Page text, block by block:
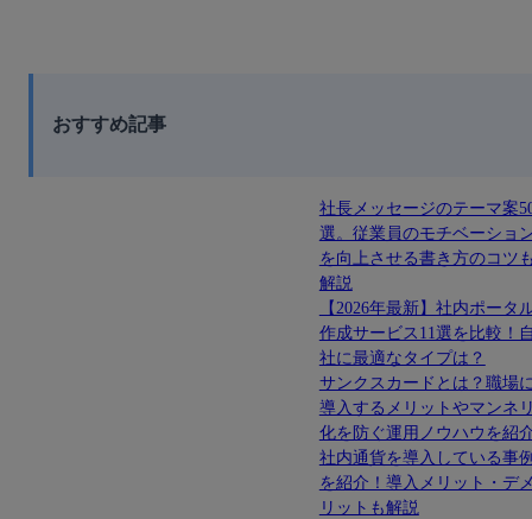
おすすめ記事
社長メッセージのテーマ案
選。従業員のモチベーショ
を向上させる書き方のコツ
解説
【2026年最新】社内ポータ
作成サービス11選を比較！
社に最適なタイプは？
サンクスカードとは？職場
導入するメリットやマンネ
化を防ぐ運用ノウハウを紹
社内通貨を導入している事
を紹介！導入メリット・デ
リットも解説